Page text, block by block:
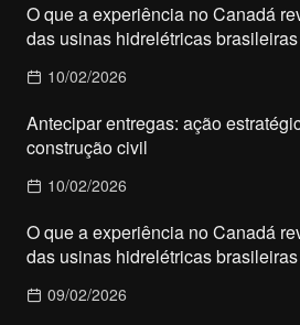
O que a experiência no Canadá
das usinas hidrelétricas brasileiras
10/02/2026
Antecipar entregas: ação
construção civil
10/02/2026
O que a experiência no Canadá
das usinas hidrelétricas brasileiras
09/02/2026